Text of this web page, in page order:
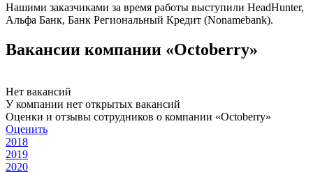
Нашими заказчиками за время работы выступили HeadHunter,
Альфа Банк, Банк Региональный Кредит (Nonamebank).
Вакансии компании «Octoberry»
Нет вакансий
У компании нет открытых вакансий
Оценки и отзывы сотрудников о компании «Octoberry»
Оценить
2018
2019
2020